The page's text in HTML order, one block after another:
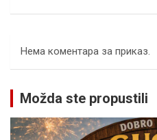
Нема коментара за приказ.
Možda ste propustili